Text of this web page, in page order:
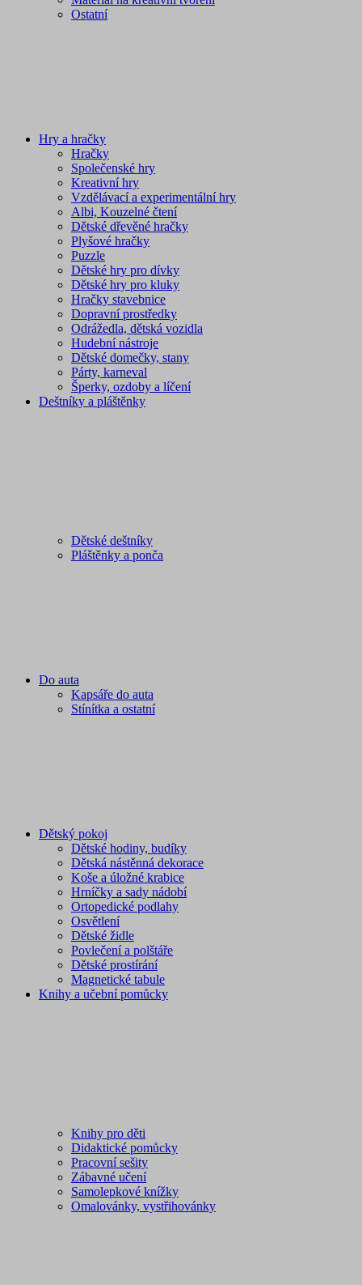
Ostatní
Hry a hračky
Hračky
Společenské hry
Kreativní hry
Vzdělávací a experimentální hry
Albi, Kouzelné čtení
Dětské dřevěné hračky
Plyšové hračky
Puzzle
Dětské hry pro dívky
Dětské hry pro kluky
Hračky stavebnice
Dopravní prostředky
Odrážedla, dětská vozidla
Hudební nástroje
Dětské domečky, stany
Párty, karneval
Šperky, ozdoby a líčení
Deštníky a pláštěnky
Dětské deštníky
Pláštěnky a ponča
Do auta
Kapsáře do auta
Stínítka a ostatní
Dětský pokoj
Dětské hodiny, budíky
Dětská nástěnná dekorace
Koše a úložné krabice
Hrníčky a sady nádobí
Ortopedické podlahy
Osvětlení
Dětské židle
Povlečení a polštáře
Dětské prostírání
Magnetické tabule
Knihy a učební pomůcky
Knihy pro děti
Didaktické pomůcky
Pracovní sešity
Zábavné učení
Samolepkové knížky
Omalovánky, vystřihovánky